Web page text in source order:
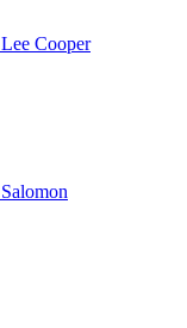
Lee Cooper
Salomon